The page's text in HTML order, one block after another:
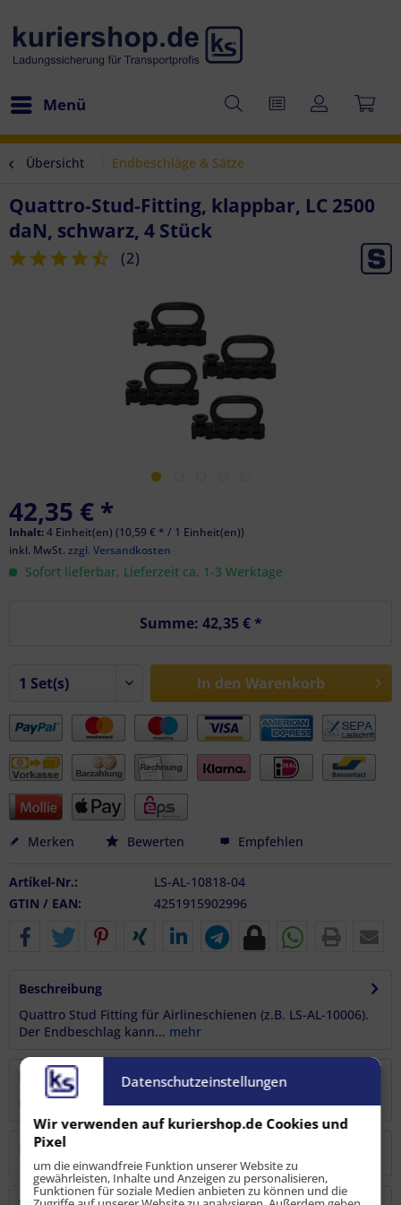
Menü
Übersicht Endbeschläge & Sätze
Quattro-Stud-Fitting, klappbar, LC 2500
daN, schwarz, 4 Stück
(2)
42,35 € *
Inhalt:4 Einheit(en) (10,59 € * / 1 Einheit(en))
inkl. MwSt. zzgl. Versandkosten
Sofort lieferbar, Lieferzeit ca. 1-3 Werktage
Summe: 42,35 €*
In den Warenkorb
Merken Bewerten Empfehlen
Artikel-Nr.:
LS-AL-10818-04
GTIN / EAN:
4251915902996
Beschreibung
Quattro Stud Fitting für Airlineschienen (z.B. LS-AL-10006).
Der Endbeschlag kann... mehr
Bewertungen
2
Bewertungen lesen, schreiben und diskutieren...mehr
Hersteller
Datenschutzeinstellungen
Wir verwenden auf kuriershop.de Cookies und
Pixel
um die einwandfreie Funktion unserer Website zu
gewährleisten, Inhalte und Anzeigen zu personalisieren,
Funktionen für soziale Medien anbieten zu können und die